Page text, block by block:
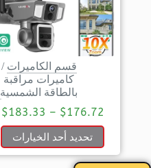
قسم الكاميرات /
كاميرات مراقبة
بالطاقة الشمسية
$176.72
–
$183.33
تحديد أحد الخيارات